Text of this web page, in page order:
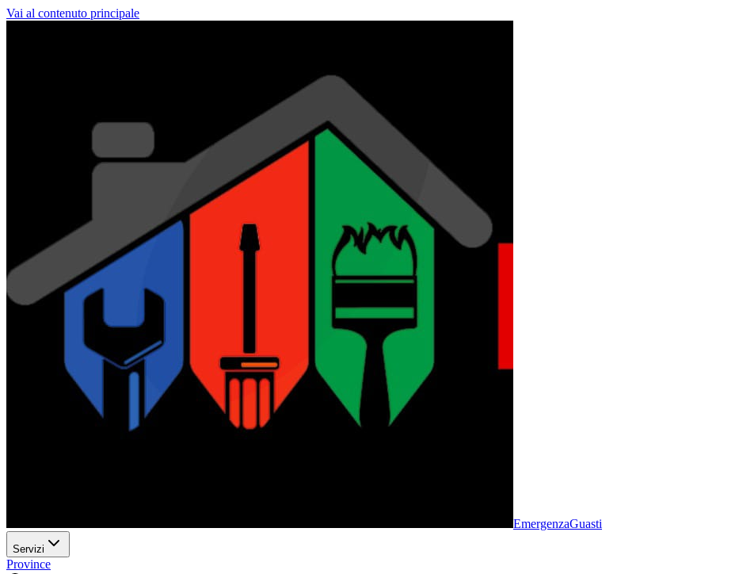
Vai al contenuto principale
EmergenzaGuasti
Servizi
Province